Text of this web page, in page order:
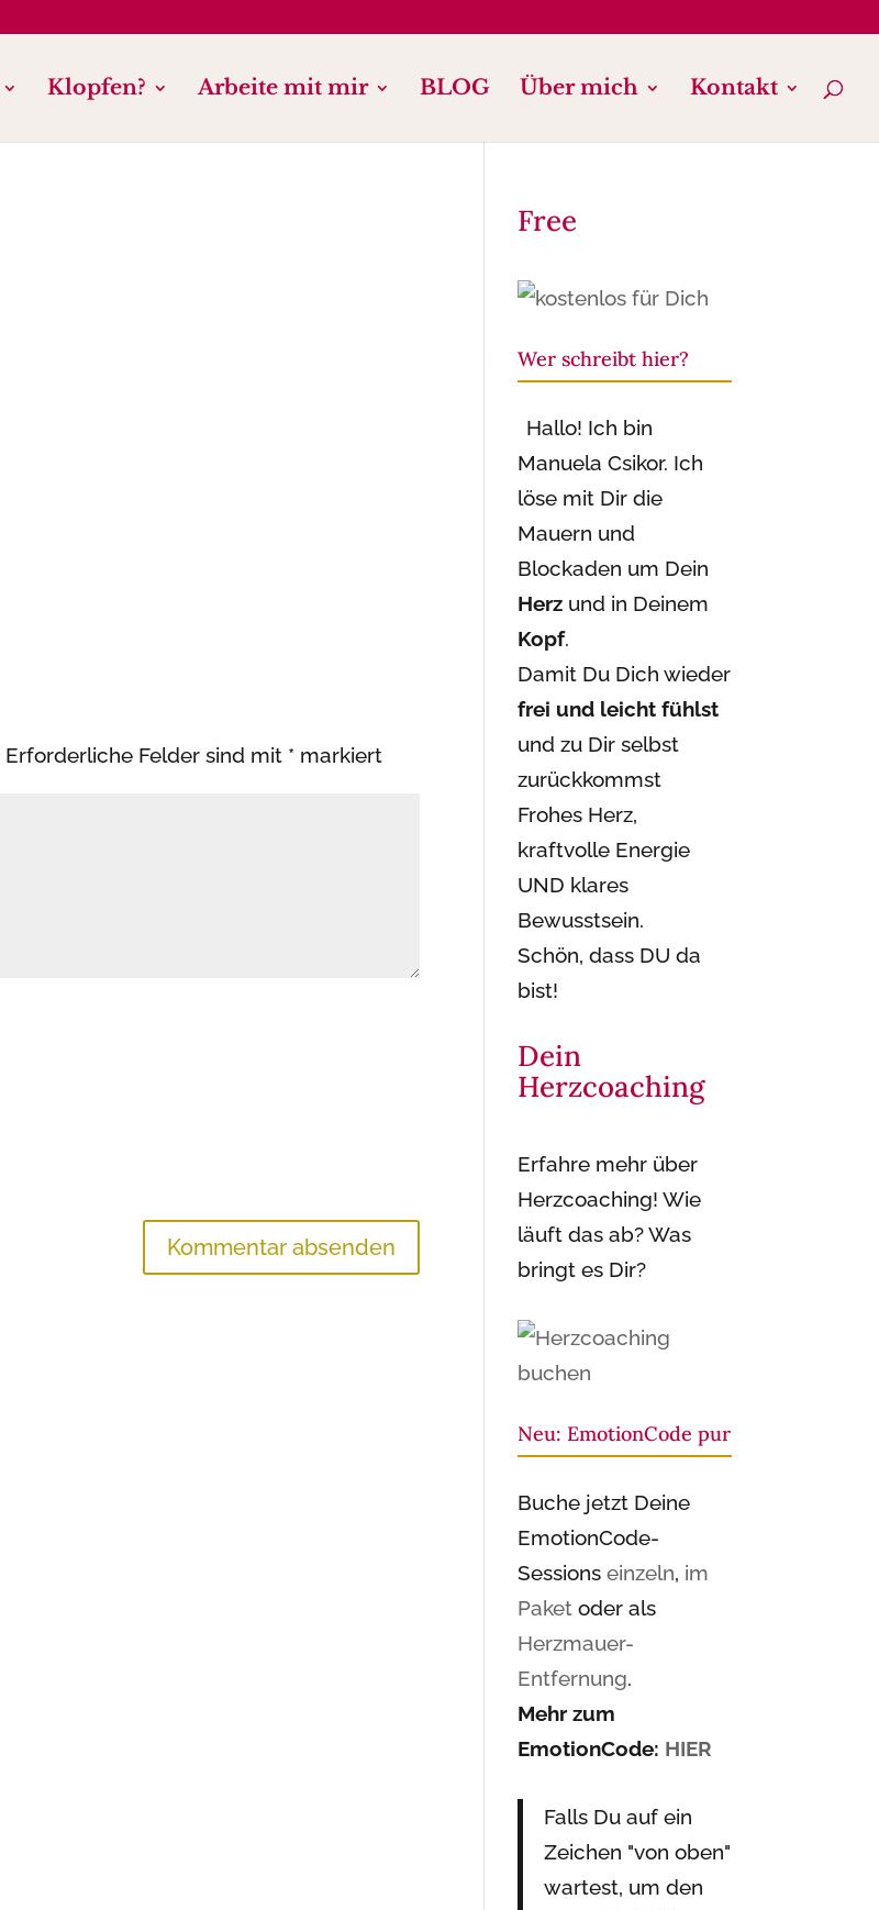
Klopfen? Arbeite mit mir BLOG Über mich Kontakt
Erforderliche Felder sind mit * markiert
Free
Wer schreibt hier?
Hallo! Ich bin
Manuela Csikor. Ich
löse mit Dir die
Mauern und
Blockaden um Dein
Herz und in Deinem
Kopf.
Damit Du Dich wieder
frei und leicht fühlst
und zu Dir selbst
zurückkommst
Frohes Herz,
kraftvolle Energie
UND klares
Bewusstsein.
Schön, dass DU da
bist!
Dein
Herzcoaching
Erfahre mehr über
Herzcoaching! Wie
läuft das ab? Was
bringt es Dir?
Neu: EmotionCode pur
Buche jetzt Deine
EmotionCode-
Sessionseinzeln, im
Paket oder als
Herzmauer-
Entfernung.
Mehr zum
EmotionCode: HIER
Falls Du auf ein
Zeichen "von oben"
wartest, um den